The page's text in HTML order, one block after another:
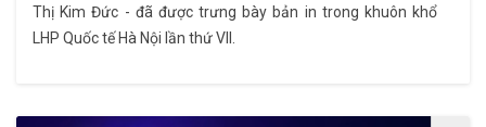
Thị Kim Đức - đã được trưng bày bản in trong khuôn khổ
LHP Quốc tế Hà Nội lần thứ VII.